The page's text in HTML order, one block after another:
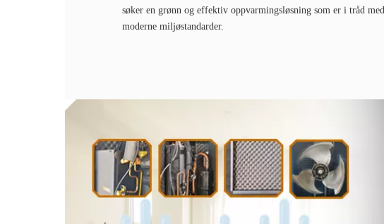
søker en grønn og effektiv oppvarmingsløsning som er i tråd med
moderne miljøstandarder.